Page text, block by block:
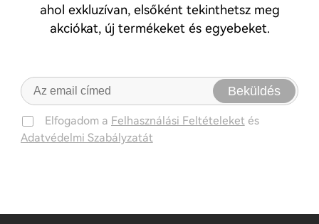
ahol exkluzívan, elsőként tekinthetsz meg
akciókat, új termékeket és egyebeket.
Beküldés
Elfogadom a Felhasználási Feltételeketés
Adatvédelmi Szabályzatát